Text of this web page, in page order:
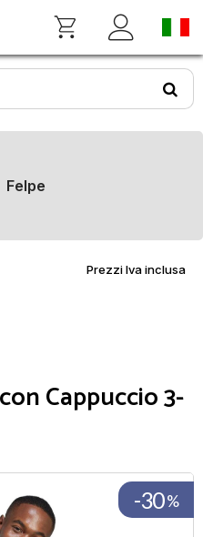
Felpe
Prezzi Iva inclusa
Cappuccio 3-
-30%